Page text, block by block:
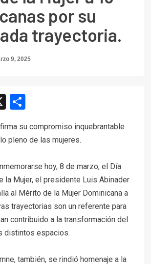
por su
trayectoria.
9, 2025
X
su compromiso inquebrantable
pleno de las mujeres.
hoy, 8 de marzo, el Día
la Mujer, el presidente Luis Abinader
al Mérito de la Mujer Dominicana a
trayectorias son un referente para
contribuido a la transformación del
distintos espacios.
también, se rindió homenaje a la